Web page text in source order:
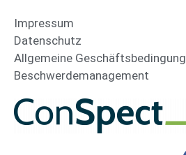
Impressum
Datenschutz
Allgemeine
Beschwerdemanagement